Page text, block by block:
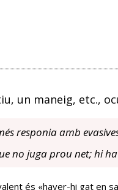
un maneig, etc.,
responia amb
no juga prou net; hi
és «haver-hi gat en